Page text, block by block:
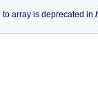
to array is deprecated in